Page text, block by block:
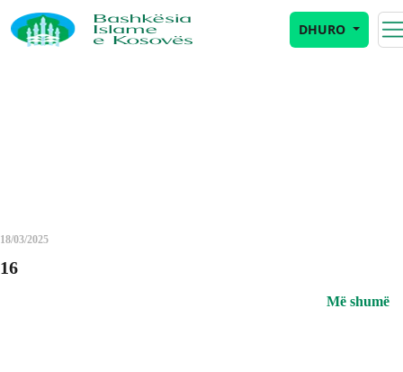
DHURO
Archives
18/03/2025
16
Më shumë